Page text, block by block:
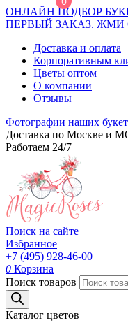
ОНЛАЙН ПОДБОР
ПЕРВЫЙ ЗАКАЗ. ЖМИ
Доставка и оплата
Корпоративным
Цветы оптом
О компании
Отзывы
Фотографии наших
Доставка по Москве и
Работаем 24/7
Поиск на сайте
Избранное
+7 (495) 928-46-00
0 Корзина
Поиск товаров
Каталог цветов